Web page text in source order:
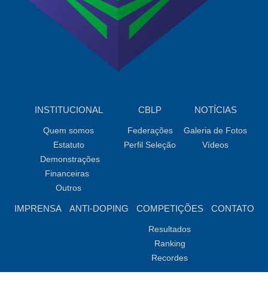
INSTITUCIONAL
Quem somos
Estatuto
Demonstrações
Financeiras
Outros
CBLP
Federações
Perfil Seleção
NOTÍCIAS
Galeria de Fotos
Vídeos
IMPRENSA ANTI-DOPING COMPETIÇÕES
Resultados
Ranking
Recordes
CONTATO